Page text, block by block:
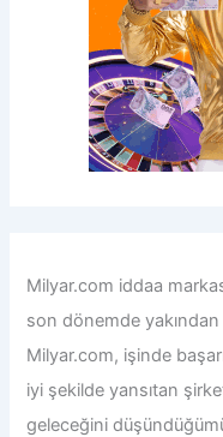
Milyar.com iddaa
son dönemde
Milyar.com, işinde
iyi şekilde yansıtan
geleceğini